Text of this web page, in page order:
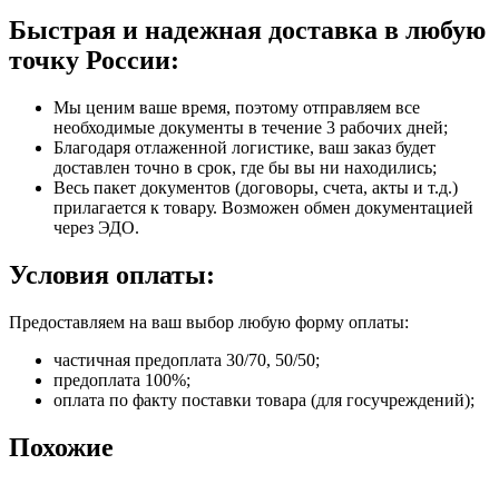
Быстрая и надежная доставка в любую
точку России:
Мы ценим ваше время, поэтому отправляем все
необходимые документы в течение 3 рабочих дней;
Благодаря отлаженной логистике, ваш заказ будет
доставлен точно в срок, где бы вы ни находились;
Весь пакет документов (договоры, счета, акты и т.д.)
прилагается к товару. Возможен обмен документацией
через ЭДО.
Условия оплаты:
Предоставляем на ваш выбор любую форму оплаты:
частичная предоплата 30/70, 50/50;
предоплата 100%;
оплата по факту поставки товара (для госучреждений);
Похожие